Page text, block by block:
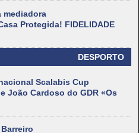
mediadora
Protegida! FIDELIDADE
DESPORTO
Scalabis Cup
João Cardoso do GDR «Os